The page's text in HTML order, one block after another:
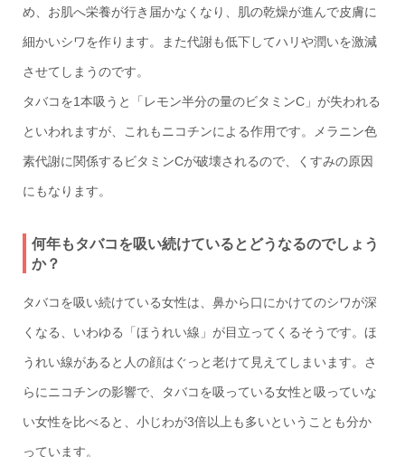
め、お肌へ栄養が行き届かなくなり、肌の乾燥が進んで皮膚に
細かいシワを作ります。また代謝も低下してハリや潤いを激減
させてしまうのです。
タバコを1本吸うと「レモン半分の量のビタミンC」が失われる
といわれますが、これもニコチンによる作用です。メラニン色
素代謝に関係するビタミンCが破壊されるので、くすみの原因
にもなります。
何年もタバコを吸い続けているとどうなるのでしょう
か？
タバコを吸い続けている女性は、鼻から口にかけてのシワが深
くなる、いわゆる「ほうれい線」が目立ってくるそうです。ほ
うれい線があると人の顔はぐっと老けて見えてしまいます。さ
らにニコチンの影響で、タバコを吸っている女性と吸っていな
い女性を比べると、小じわが3倍以上も多いということも分か
っています。